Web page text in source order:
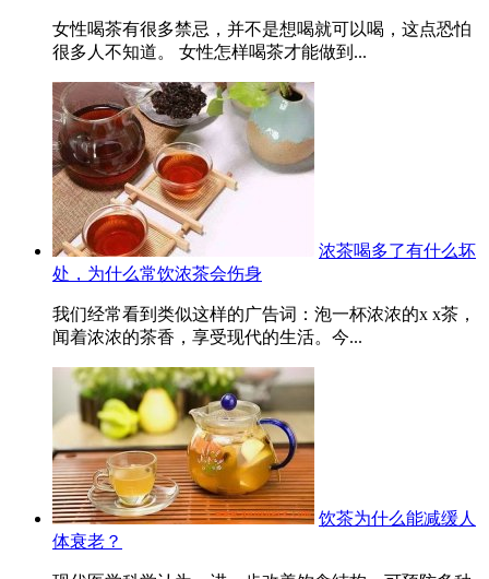
女性喝茶有很多禁忌，并不是想喝就可以喝，这点恐怕
很多人不知道。 女性怎样喝茶才能做到...
浓茶喝多了有什么坏
处，为什么常饮浓茶会伤身
我们经常看到类似这样的广告词：泡一杯浓浓的x x茶，
闻着浓浓的茶香，享受现代的生活。今...
饮茶为什么能减缓人
体衰老？